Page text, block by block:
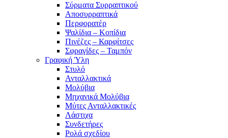
Σύρματα Συρραπτικού
Αποσυρραπτικά
Περφορατέρ
Ψαλίδια – Κοπίδια
Πινέζες – Καρφίτσες
Σφραγίδες – Ταμπόν
Γραφική Ύλη
Στυλό
Ανταλλακτικά
Μολύβια
Μηχανικά Μολύβια
Μύτες Ανταλλακτικές
Λάστιχα
Συνδετήρες
Ρολά σχεδίου